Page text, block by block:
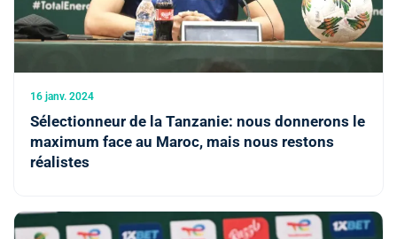
16 janv. 2024
Sélectionneur de la Tanzanie: nous donnerons le
maximum face au Maroc, mais nous restons
réalistes